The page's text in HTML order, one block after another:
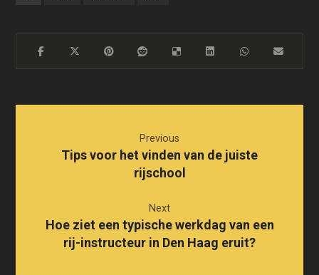
Previous
Tips voor het vinden van de juiste
rijschool
Next
Hoe ziet een typische werkdag van een
rij-instructeur in Den Haag eruit?